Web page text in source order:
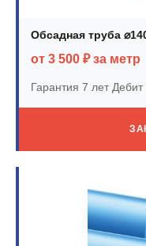
Обсадная труба
от 3 500 ₽ за метр
Гарантия 7 летДебит